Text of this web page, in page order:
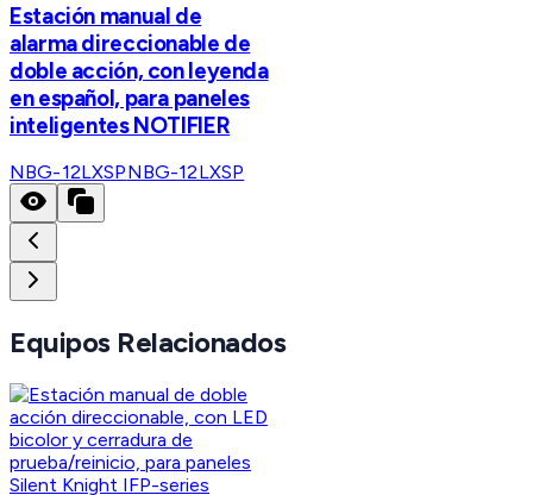
Estación manual de
alarma direccionable de
doble acción, con leyenda
en español, para paneles
inteligentes NOTIFIER
NBG-12LXSPNBG-12LXSP
Equipos Relacionados